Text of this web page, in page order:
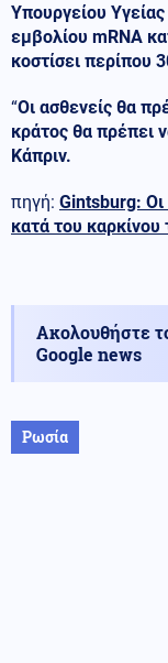
Υπουργείου
εμβολίου mRNA
κοστίσει περίπου
“Οι ασθενείς θα
κράτος θα πρέπει
Κάπριν.
πηγή: Gintsburg:
κατά του
Ακολουθήστε
Google news
Ρωσία